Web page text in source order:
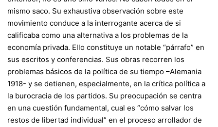
mismo saco. Su exhaustiva observación sobre este
movimiento conduce a la interrogante acerca de si
calificaba como una alternativa a los problemas de la
economía privada. Ello constituye un notable “párrafo” en
sus escritos y conferencias. Sus obras recorren los
problemas básicos de la política de su tiempo –Alemania
1918- y se detienen, especialmente, en la crítica política a
la burocracia de los partidos. Su preocupación se centra
en una cuestión fundamental, cual es “cómo salvar los
restos de libertad individual” en el proceso arrollador de